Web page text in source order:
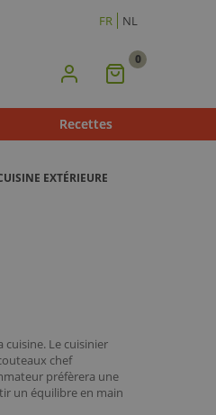
FR NL
Mon
0
Recettes
EXTÉRIEURE
cuisine. Le cuisinier
chef
préfèrera une
un équilibre en main